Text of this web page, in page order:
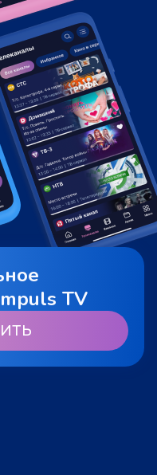
TV